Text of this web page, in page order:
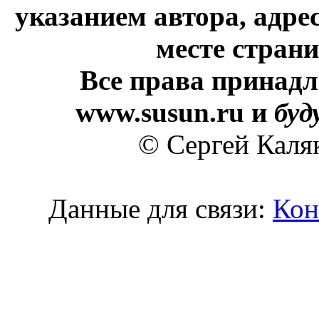
указанием автора,
месте
Все права
www.susun.ru и
© Сергей
Данные для связи: